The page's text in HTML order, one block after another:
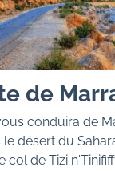
de
conduira de
le désert du
col de Tizi